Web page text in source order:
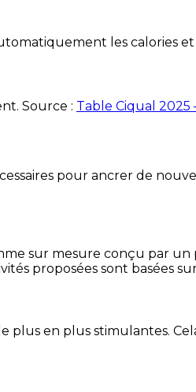
les calories
Source : Table Ciqual 2025
pour ancrer de
sur mesure conçu par
proposées sont basées
plus en plus stimulantes.